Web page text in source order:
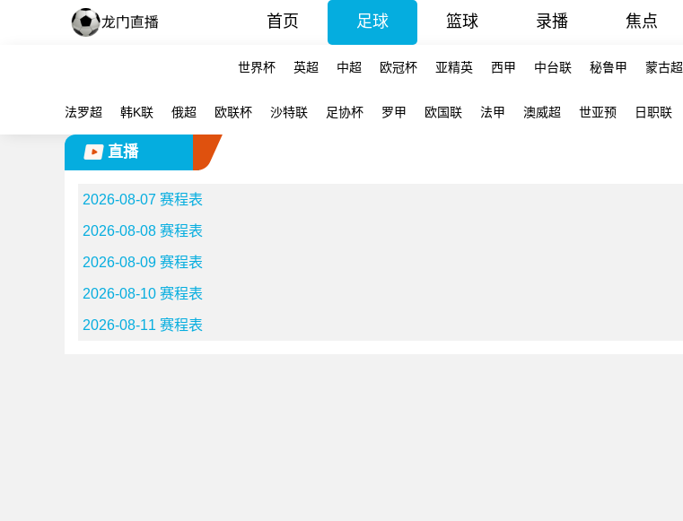
首页 足球 篮球 录播 焦点
世界杯 英超 中超 欧冠杯 亚精英 西甲 中台联 秘鲁甲 蒙古超
法罗超 韩K联 俄超 欧联杯 沙特联 足协杯 罗甲 欧国联 法甲 澳威超 世亚预 日职联
直播
2026-08-07 赛程表
2026-08-08 赛程表
2026-08-09 赛程表
2026-08-10 赛程表
2026-08-11 赛程表